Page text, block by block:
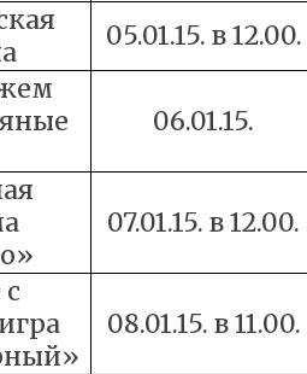
05.01.15. в 12.00.
06.01.15.
07.01.15. в 12.00.
08.01.15. в 11.00.